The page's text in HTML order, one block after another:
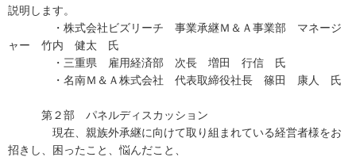
説明します。
・株式会社ビズリーチ 事業承継Ｍ＆Ａ事業部 マネージ
ャー 竹内 健太 氏
・三重県 雇用経済部 次長 増田 行信 氏
・名南Ｍ＆Ａ株式会社 代表取締役社長 篠田 康人 氏
第２部 パネルディスカッション
現在、親族外承継に向けて取り組まれている経営者様をお
招きし、困ったこと、悩んだこと、